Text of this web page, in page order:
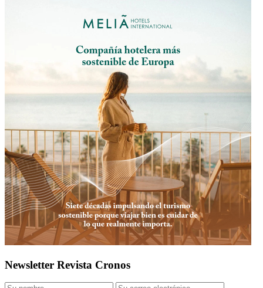
Newsletter Revista Cronos